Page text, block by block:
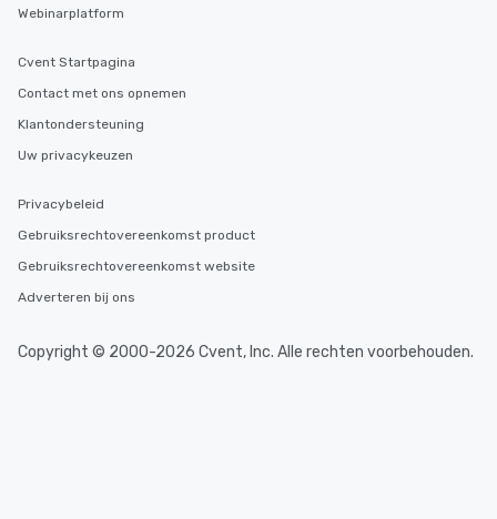
Webinarplatform
Cvent Startpagina
Contact met ons opnemen
Klantondersteuning
Uw privacykeuzen
Privacybeleid
Gebruiksrechtovereenkomst product
Gebruiksrechtovereenkomst website
Adverteren bij ons
Copyright © 2000-2026 Cvent, Inc. Alle rechten voorbehouden.